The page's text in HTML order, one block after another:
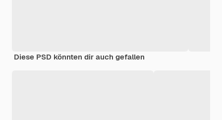
Diese PSD könnten dir auch gefallen